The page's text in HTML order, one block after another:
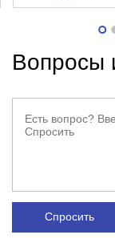
Вопросы
Спросить